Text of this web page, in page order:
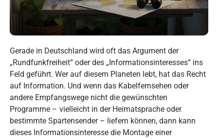
Gerade in Deutschland wird oft das Argument der
„Rundfunkfreiheit“ oder des „Informationsinteresses“ ins
Feld geführt. Wer auf diesem Planeten lebt, hat das Recht
auf Information. Und wenn das Kabelfernsehen oder
andere Empfangswege nicht die gewünschten
Programme – vielleicht in der Heimatsprache oder
bestimmte Spartensender – liefern können, dann kann
dieses Informationsinteresse die Montage einer